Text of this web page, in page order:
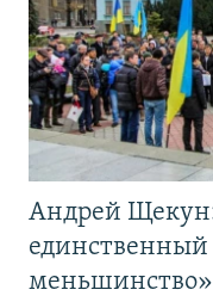
Андрей
единственный
меньшинство»